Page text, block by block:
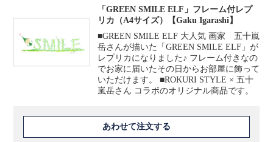
「GREEN SMILE ELF」フレーム付レプ
リカ（A4サイズ）【Gaku Igarashi】
■GREEN SMILE ELF 大人気 画家 五十嵐
岳さんが描いた「GREEN SMILE ELF」が
レプリカになりました♪ フレーム付きなの
でお家に届いたその日からお部屋に飾って
いただけます。 ■ROKURI STYLE × 五十
嵐岳さん コラボのオリジナル商品です。
あわせて注文する